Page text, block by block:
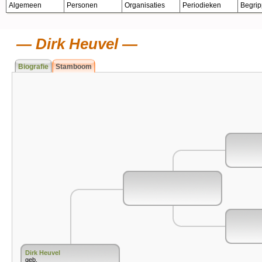
Algemeen Personen Organisaties Periodieken
Dirk Heuvel
Biografie Stamboom
Dirk Heuvel
geb.